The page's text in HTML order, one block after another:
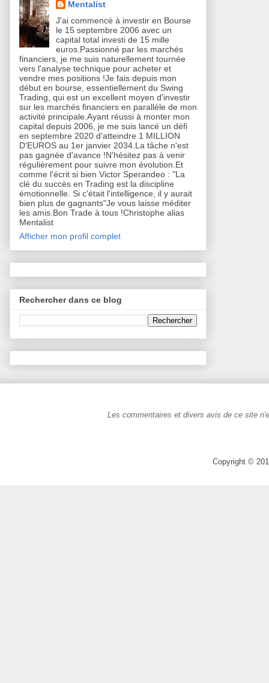
Mentalist
J'ai commencé à investir en Bourse
le 15 septembre 2006 avec un
capital total investi de 15 mille
euros.Passionné par les marchés
financiers, je me suis naturellement tournée
vers l'analyse technique pour acheter et
vendre mes positions !Je fais depuis mon
début en bourse, essentiellement du Swing
Trading, qui est un excellent moyen d'investir
sur les marchés financiers en parallèle de mon
activité principale.Ayant réussi à monter mon
capital depuis 2006, je me suis lancé un défi
en septembre 2020 d'atteindre 1 MILLION
D'EUROS au 1er janvier 2034.La tâche n'est
pas gagnée d'avance !N'hésitez pas à venir
régulièrement pour suivre mon évolution.Et
comme l'écrit si bien Victor Sperandeo : "La
clé du succès en Trading est la discipline
émotionnelle. Si c'était l'intelligence, il y aurait
bien plus de gagnants"Je vous laisse méditer
les amis.Bon Trade à tous !Christophe alias
Mentalist
Afficher mon profil complet
Rechercher dans ce blog
Les commentaires et divers avis de ce site
Copyright ©